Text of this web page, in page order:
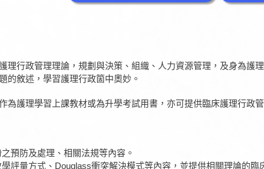
理行政管理理論，規劃與決策、組織、人力資源管理，及身為護
的敘述，學習護理行政箇中奧妙。
為護理學習上課教材或為升學考試用書，亦可提供臨床護理行政
預防及處理、相關法規等內容。
評量方式、Douglass衝突解決模式等內容，並提供相關理論的